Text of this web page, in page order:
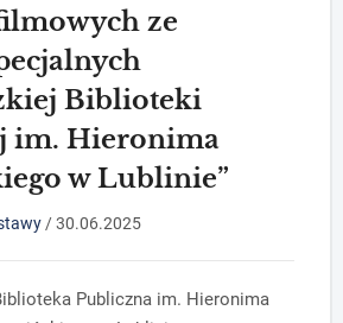
ze
Biblioteki
im. Hieronima
w Lublinie”
/30.06.2025
Publiczna im. Hieronima